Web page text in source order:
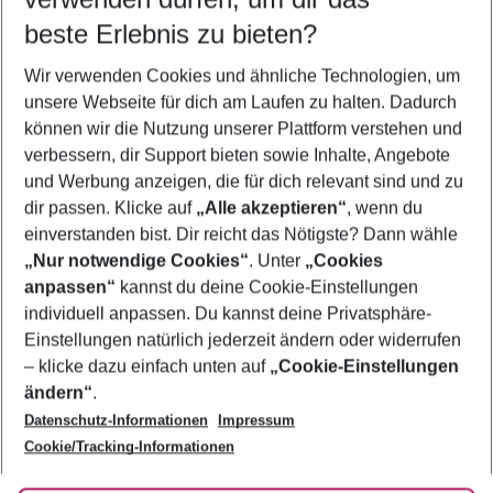
5-8 Nächte
2 Erwachsene Keine Kinder
Mehr Filter anzeigen
Footer
Footer navigation
Über uns
AGB
Bestpreisgarantie
Cookie-Einstellungen ändern
Cookie-Richtlinie
Agenturbetreuung
Barrierefreies Reisen
Folge uns
beste Erlebnis zu bieten?
Wir verwenden Cookies und ähnliche Technologien, um
unsere Webseite für dich am Laufen zu halten. Dadurch
können wir die Nutzung unserer Plattform verstehen und
verbessern, dir Support bieten sowie Inhalte, Angebote
und Werbung anzeigen, die für dich relevant sind und zu
dir passen. Klicke auf „Alle akzeptieren“, wenn du
einverstanden bist. Dir reicht das Nötigste? Dann wähle
„Nur notwendige Cookies“. Unter „Cookies
anpassen“ kannst du deine Cookie-Einstellungen
individuell anpassen. Du kannst deine Privatsphäre-
Einstellungen natürlich jederzeit ändern oder widerrufen
– klicke dazu einfach unten auf „Cookie-Einstellungen
ändern“.
Datenschutz-Informationen
Impressum
Cookie/Tracking-Informationen